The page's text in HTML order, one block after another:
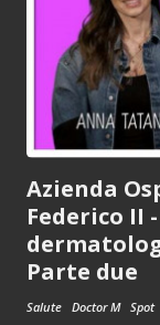
Azienda
Federico II
Parte due
Salute Doctor M Spot